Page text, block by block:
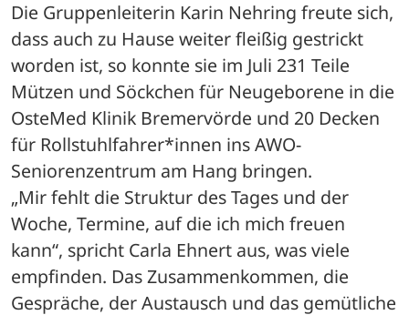
Die Gruppenleiterin Karin Nehring freute sich,
dass auch zu Hause weiter fleißig gestrickt
worden ist, so konnte sie im Juli 231 Teile
Mützen und Söckchen für Neugeborene in die
OsteMed Klinik Bremervörde und 20 Decken
für Rollstuhlfahrer*innen ins AWO-
Seniorenzentrum am Hang bringen.
„Mir fehlt die Struktur des Tages und der
Woche, Termine, auf die ich mich freuen
kann“, spricht Carla Ehnert aus, was viele
empfinden. Das Zusammenkommen, die
Gespräche, der Austausch und das gemütliche